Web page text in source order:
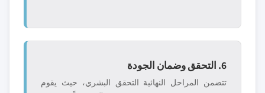
6. التحقق وضمان الجودة
تتضمن المراحل النهائية التحقق البشري، حيث يقوم